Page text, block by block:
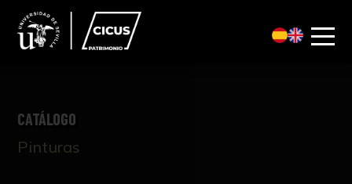
CATÁLOGO
Pinturas